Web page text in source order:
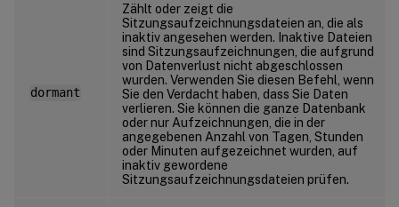
dormant
Zählt oder zeigt die
Sitzungsaufzeichnungsdateien an, die als
inaktiv angesehen werden. Inaktive Dateien
sind Sitzungsaufzeichnungen, die aufgrund
von Datenverlust nicht abgeschlossen
wurden. Verwenden Sie diesen Befehl, wenn
Sie den Verdacht haben, dass Sie Daten
verlieren. Sie können die ganze Datenbank
oder nur Aufzeichnungen, die in der
angegebenen Anzahl von Tagen, Stunden
oder Minuten aufgezeichnet wurden, auf
inaktiv gewordene
Sitzungsaufzeichnungsdateien prüfen.